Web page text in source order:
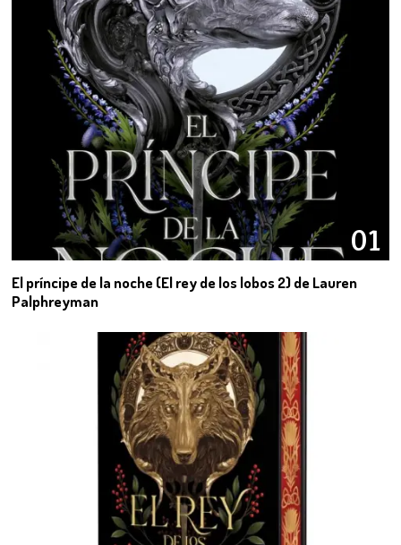
01
El príncipe de la noche (El rey de los lobos 2) de Lauren
Palphreyman